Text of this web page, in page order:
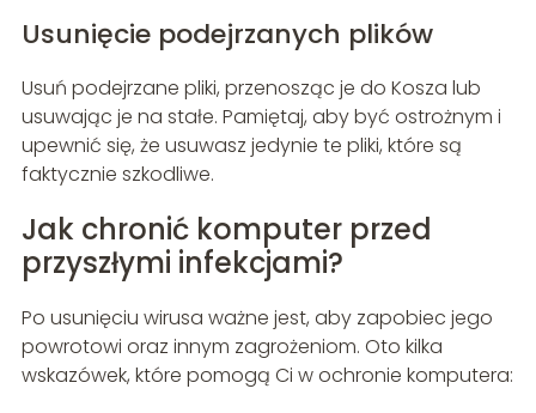
Usunięcie podejrzanych plików
Usuń podejrzane pliki, przenosząc je do Kosza lub
usuwając je na stałe. Pamiętaj, aby być ostrożnym i
upewnić się, że usuwasz jedynie te pliki, które są
faktycznie szkodliwe.
Jak chronić komputer przed
przyszłymi infekcjami?
Po usunięciu wirusa ważne jest, aby zapobiec jego
powrotowi oraz innym zagrożeniom. Oto kilka
wskazówek, które pomogą Ci w ochronie komputera: